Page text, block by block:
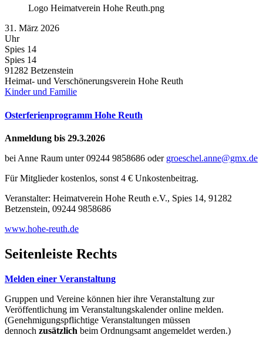
Logo Heimatverein Hohe Reuth.png
31. März 2026
Uhr
Spies 14
Spies 14
91282 Betzenstein
Heimat- und Verschönerungsverein Hohe Reuth
Kinder und Familie
Osterferienprogramm Hohe Reuth
Anmeldung bis 29.3.2026
bei Anne Raum unter 09244 9858686 oder groeschel.anne@gmx.de
Für Mitglieder kostenlos, sonst 4 € Unkostenbeitrag.
Veranstalter: Heimatverein Hohe Reuth e.V., Spies 14, 91282
Betzenstein, 09244 9858686
www.hohe-reuth.de
Seitenleiste Rechts
Melden einer Veranstaltung
Gruppen und Vereine können hier ihre Veranstaltung zur
Veröffentlichung im Veranstaltungskalender online melden.
(Genehmigungspflichtige Veranstaltungen müssen
dennoch zusätzlich beim Ordnungsamt angemeldet werden.)